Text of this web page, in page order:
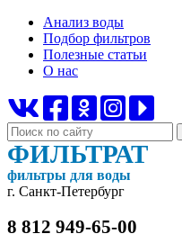
Анализ воды
Подбор фильтров
Полезные статьи
О нас
ФИЛЬТРАТ
фильтры для воды
г. Санкт-Петербург
8 812 949-65-00